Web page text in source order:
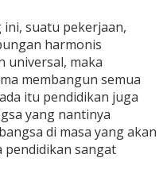
suatu pekerjaan,
harmonis
universal, maka
membangun semua
itu pendidikan juga
yang nantinya
di masa yang akan
pendidikan sangat